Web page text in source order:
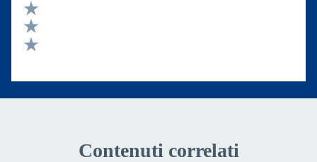
Valuta 4 stelle su 5
Valuta 3 stelle su 5
Valuta 2 stelle su 5
Contenuti correlati